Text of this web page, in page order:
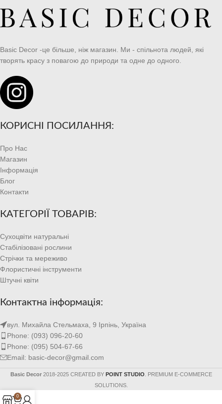
Basic Decor -це більше, ніж магазин. Ми - спільнота людей, які
творять красу з повагою до природи та одне до одного.
КОРИСНІ ПОСИЛАННЯ:
Про Нас
Магазин
Інформація
Блог
Контакти
КАТЕГОРІЇ ТОВАРІВ:
Сухоцвіти натуральні
Стабілізовані рослини
Стрічки та мереживо
Флористичні інструменти
Штучні квіти
Контактна інформація:
вул. Михайла Стельмаха, 9 Ірпінь, Україна
Phone: (093) 096-20-60
Phone: (095) 504-67-66
Email: basic-decor@gmail.com
Basic Decor 2018-2025 CREATED BY POINT STUDIO . PREMIUM E-COMMERCE
SOLUTIONS.
0